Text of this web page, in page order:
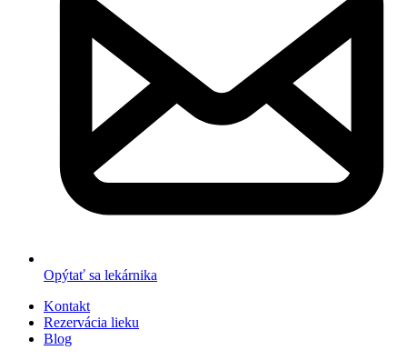
Opýtať sa lekárnika
Kontakt
Rezervácia lieku
Blog